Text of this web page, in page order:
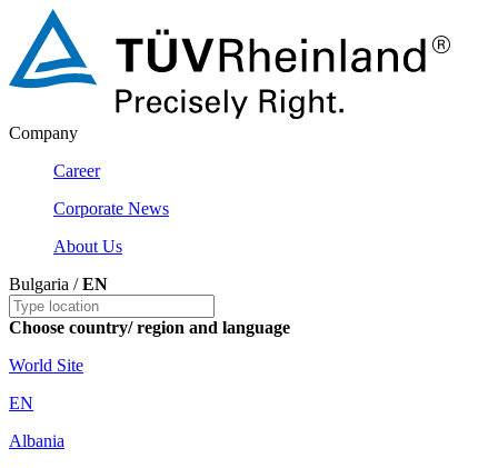
Company
Career
Corporate News
About Us
Bulgaria /EN
Choose country/ region and language
World Site
EN
Albania